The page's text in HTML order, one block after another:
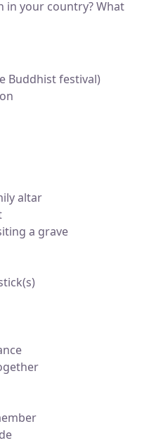
in your country? What
Buddhist festival)
altar
a grave